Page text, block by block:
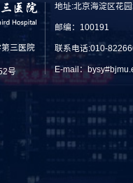
三医院
号
地址:北京海淀区花
邮编：100191
联系电话:010-
E-mail：